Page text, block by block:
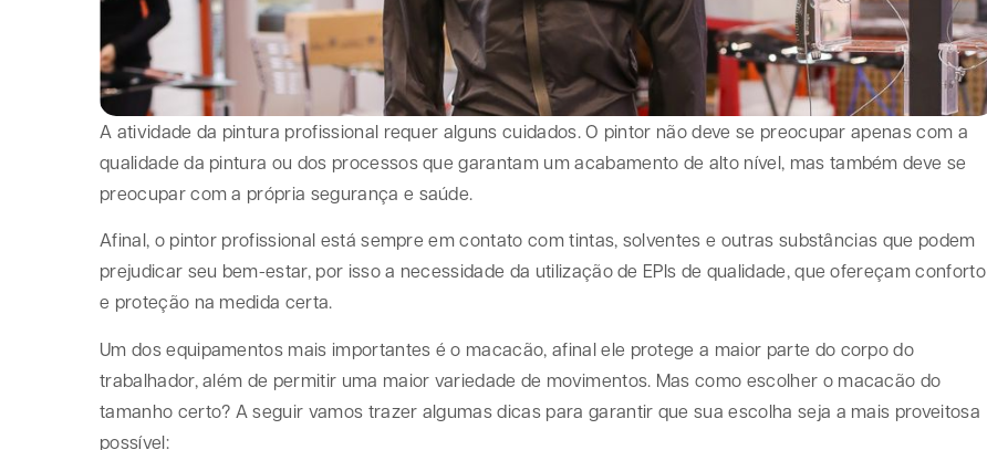
A atividade da pintura profissional requer alguns cuidados. O pintor não deve se preocupar apenas com a
qualidade da pintura ou dos processos que garantam um acabamento de alto nível, mas também deve se
preocupar com a própria segurança e saúde.
Afinal, o pintor profissional está sempre em contato com tintas, solventes e outras substâncias que podem
prejudicar seu bem-estar, por isso a necessidade da utilização de EPIs de qualidade, que ofereçam conforto
e proteção na medida certa.
Um dos equipamentos mais importantes é o macacão, afinal ele protege a maior parte do corpo do
trabalhador, além de permitir uma maior variedade de movimentos. Mas como escolher o macacão do
tamanho certo? A seguir vamos trazer algumas dicas para garantir que sua escolha seja a mais proveitosa
possível: